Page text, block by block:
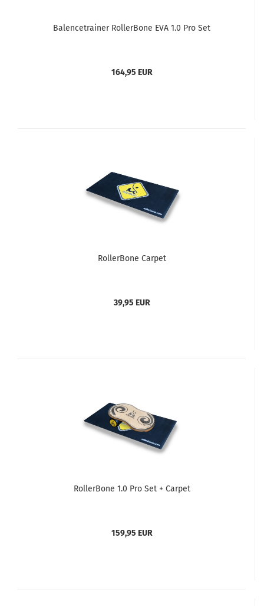
Balencetrainer RollerBone EVA 1.0 Pro Set
164,95 EUR
RollerBone Carpet
39,95 EUR
RollerBone 1.0 Pro Set + Carpet
159,95 EUR